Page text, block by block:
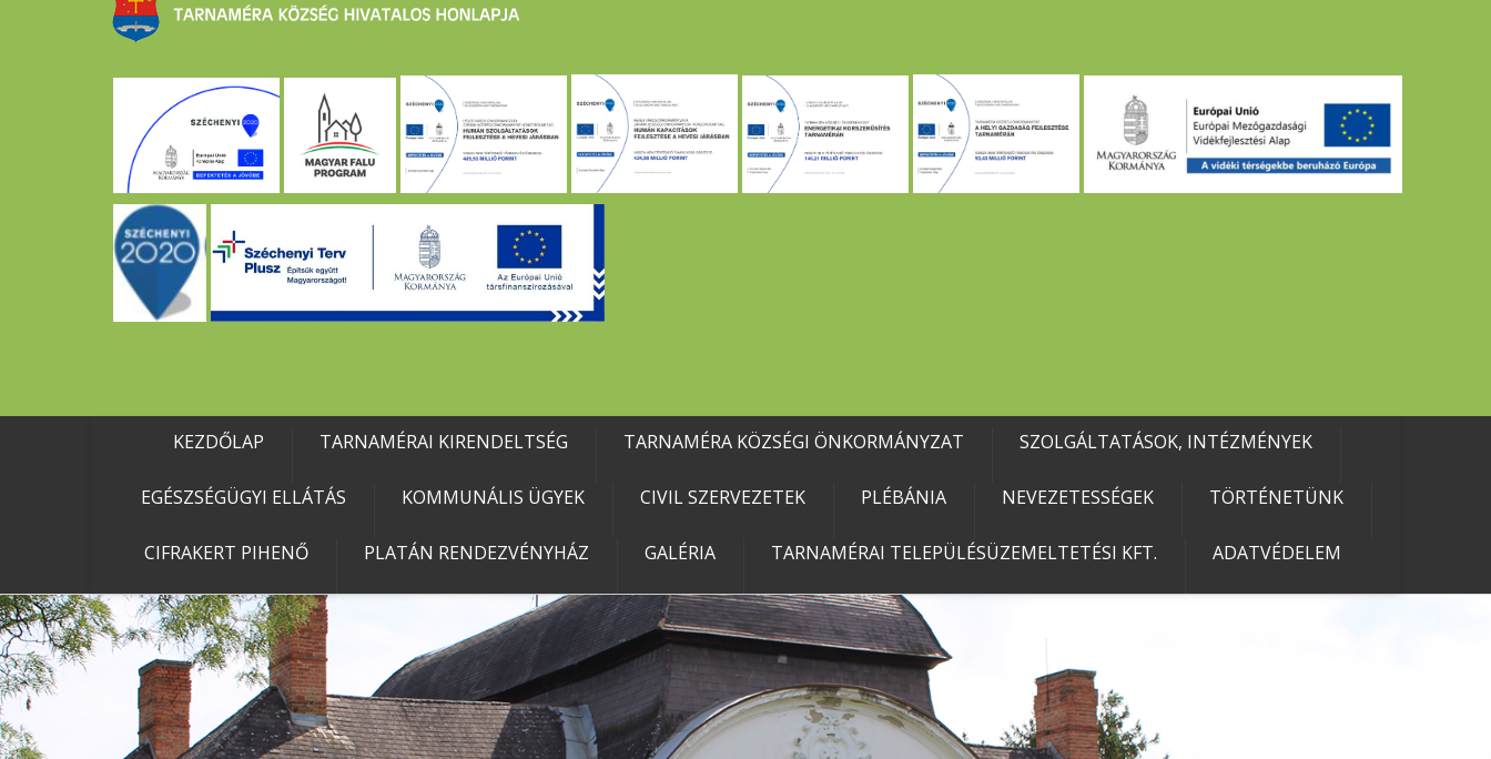
KEZDŐLAP TARNAMÉRAI KIRENDELTSÉG TARNAMÉRA KÖZSÉGI ÖNKORMÁNYZAT SZOLGÁLTATÁSOK, INTÉZMÉNYEK
EGÉSZSÉGÜGYI ELLÁTÁS KOMMUNÁLIS ÜGYEK CIVIL SZERVEZETEK PLÉBÁNIA NEVEZETESSÉGEK TÖRTÉNETÜNK
CIFRAKERT PIHENŐ PLATÁN RENDEZVÉNYHÁZ GALÉRIA TARNAMÉRAI TELEPÜLÉSÜZEMELTETÉSI KFT. ADATVÉDELEM